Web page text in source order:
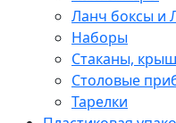
Ланч боксы и
Наборы
Стаканы,
Столовые
Тарелки